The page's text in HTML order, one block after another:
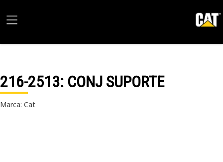
216-2513: CONJ SUPORTE
Marca: Cat